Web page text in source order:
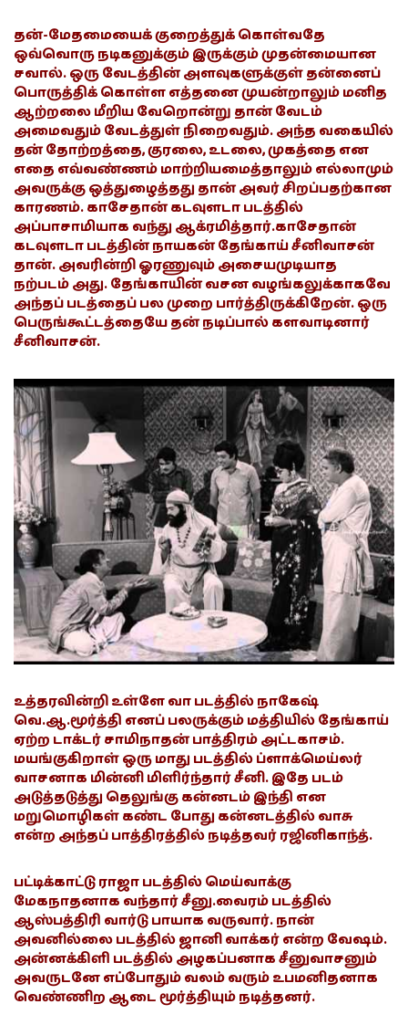
தன்-மேதமையைக் குறைத்துக் கொள்வதே
ஒவ்வொரு நடிகனுக்கும் இருக்கும் முதன்மையான
சவால். ஒரு வேடத்தின் அளவுகளுக்குள் தன்னைப்
பொருத்திக் கொள்ள எத்தனை முயன்றாலும் மனித
ஆற்றலை மீறிய வேறொன்று தான் வேடம்
அமைவதும் வேடத்துள் நிறைவதும். அந்த வகையில்
தன் தோற்றத்தை, குரலை, உடலை, முகத்தை என
எதை எவ்வண்ணம் மாற்றியமைத்தாலும் எல்லாமும்
அவருக்கு ஒத்துழைத்தது தான் அவர் சிறப்பதற்கான
காரணம். காசேதான் கடவுளடா படத்தில்
அப்பாசாமியாக வந்து ஆக்ரமித்தார்.காசேதான்
கடவுளடா படத்தின் நாயகன் தேங்காய் சீனிவாசன்
தான். அவரின்றி ஓரணுவும் அசையமுடியாத
நற்படம் அது. தேங்காயின் வசன வழங்கலுக்காகவே
அந்தப் படத்தைப் பல முறை பார்த்திருக்கிறேன். ஒரு
பெருங்கூட்டத்தையே தன் நடிப்பால் களவாடினார்
சீனிவாசன்.
உத்தரவின்றி உள்ளே வா படத்தில் நாகேஷ்
வெ.ஆ.மூர்த்தி எனப் பலருக்கும் மத்தியில் தேங்காய்
ஏற்ற டாக்டர் சாமிநாதன் பாத்திரம் அட்டகாசம்.
மயங்குகிறாள் ஒரு மாது படத்தில் ப்ளாக்மெய்லர்
வாசனாக மின்னி மிளிர்ந்தார் சீனி. இதே படம்
அடுத்தடுத்து தெலுங்கு கன்னடம் இந்தி என
மறுமொழிகள் கண்ட போது கன்னடத்தில் வாசு
என்ற அந்தப் பாத்திரத்தில் நடித்தவர் ரஜினிகாந்த்.
பட்டிக்காட்டு ராஜா படத்தில் மெய்வாக்கு
மேகநாதனாக வந்தார் சீனு.வைரம் படத்தில்
ஆஸ்பத்திரி வார்டு பாயாக வருவார். நான்
அவனில்லை படத்தில் ஜானி வாக்கர் என்ற வேஷம்.
அன்னக்கிளி படத்தில் அழகப்பனாக சீனுவாசனும்
அவருடனே எப்போதும் வலம் வரும் உபமனிதனாக
வெண்ணிற ஆடை மூர்த்தியும் நடித்தனர்.